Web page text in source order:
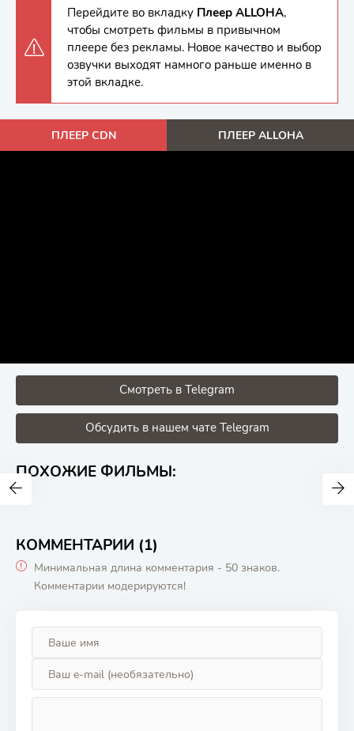
Перейдите во вкладку Плеер ALLOHA,
чтобы смотреть фильмы в привычном
плеере без рекламы. Новое качество и выбор
озвучки выходят намного раньше именно в
этой вкладке.
ПЛЕЕР CDN ПЛЕЕР ALLOHA
Смотреть в Telegram
Обсудить в нашем чате Telegram
ПОХОЖИЕ ФИЛЬМЫ:
КОММЕНТАРИИ (1)
Минимальная длина комментария - 50 знаков.
Комментарии модерируются!